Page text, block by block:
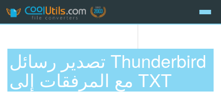
تصدير رسائل Thunderbird
مع المرفقات إلى TXT